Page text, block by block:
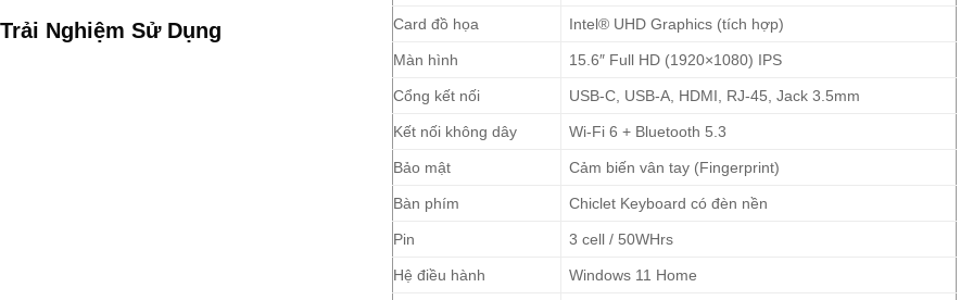
Nghiệm Sử Dụng Card đồ họa Intel® UHD Graphics (tích hợp)
Màn hình 15.6″ Full HD (1920×1080) IPS
Cổng kết nối USB-C, USB-A, HDMI, RJ-45, Jack 3.5mm
Kết nối không dây Wi-Fi 6 + Bluetooth 5.3
Bảo mật Cảm biến vân tay (Fingerprint)
Bàn phím Chiclet Keyboard có đèn nền
Pin 3 cell / 50WHrs
Hệ điều hành Windows 11 Home